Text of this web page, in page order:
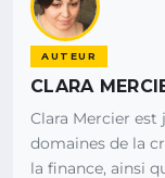
AUTEUR
CLARA
Clara Mercier est
domaines de la
la finance, ainsi